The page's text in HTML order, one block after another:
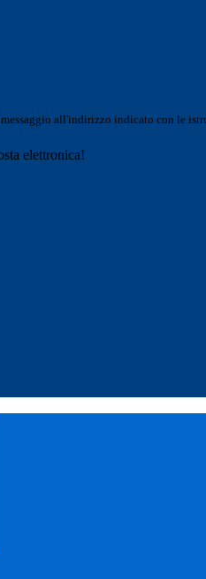
all'indirizzo indicato con le
elettronica!